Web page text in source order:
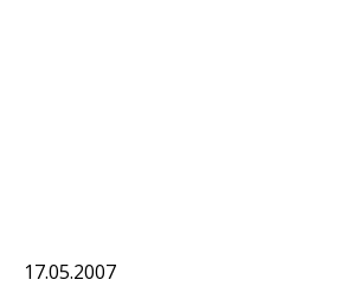
17.05.2007